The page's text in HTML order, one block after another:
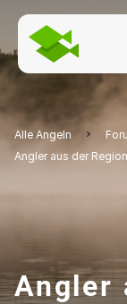
Alle Angeln
Angler aus der
Angler